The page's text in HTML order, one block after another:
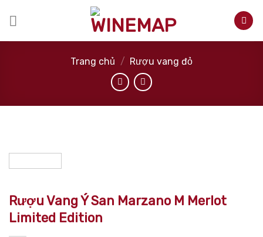
Trang chủ / Rượu vang đỏ
Rượu Vang Ý San Marzano M Merlot
Limited Edition